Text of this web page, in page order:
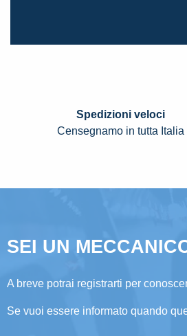
Spedizioni veloci
Censegnamo in tutta Italia
SEI UN
A breve potrai registrarti per
Se vuoi essere informato quando